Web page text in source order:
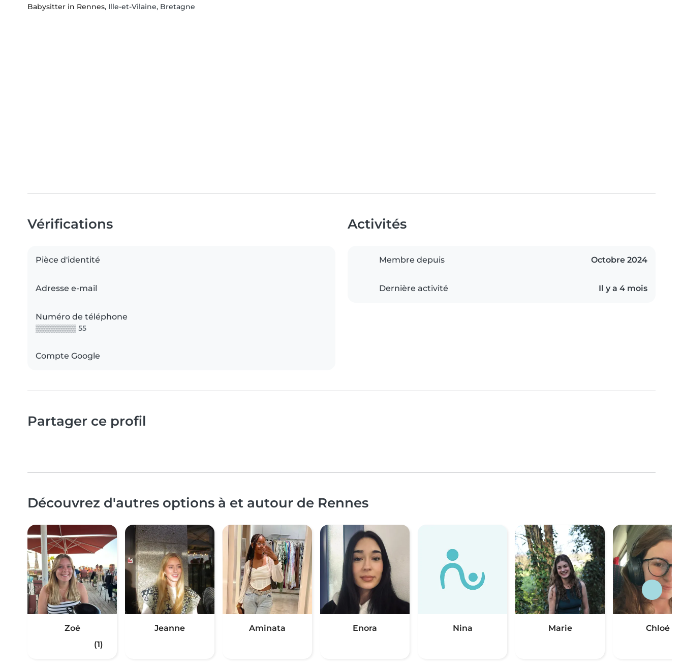
Babysitter in Rennes, Ille-et-Vilaine, Bretagne
Vérifications
Pièce d'identité
Adresse e-mail
Numéro de téléphone
▒▒▒▒▒▒▒▒ 55
Compte Google
Activités
Membre depuis Octobre 2024
Dernière activité Il y a 4 mois
Partager ce profil
Découvrez d'autres options à et autour de Rennes
Zoé
(1)
Jeanne Aminata Enora Nina Marie Chloé